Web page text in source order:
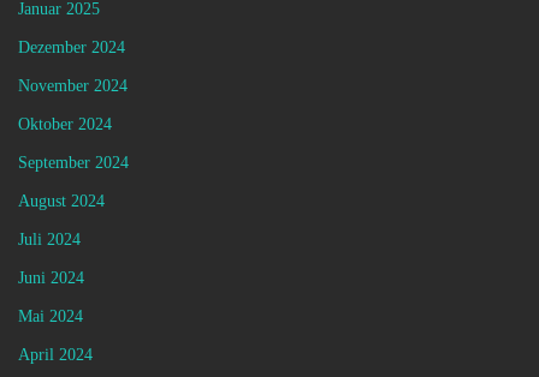
Januar 2025
Dezember 2024
November 2024
Oktober 2024
September 2024
August 2024
Juli 2024
Juni 2024
Mai 2024
April 2024